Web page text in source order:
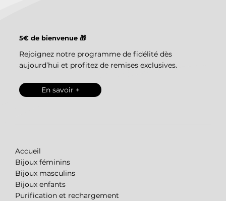
5€ de bienvenue 🎁
Rejoignez notre programme de fidélité dès
aujourd’hui et profitez de remises exclusives.
En savoir +
Accueil
Bijoux féminins
Bijoux masculins
Bijoux enfants
Purification et rechargement